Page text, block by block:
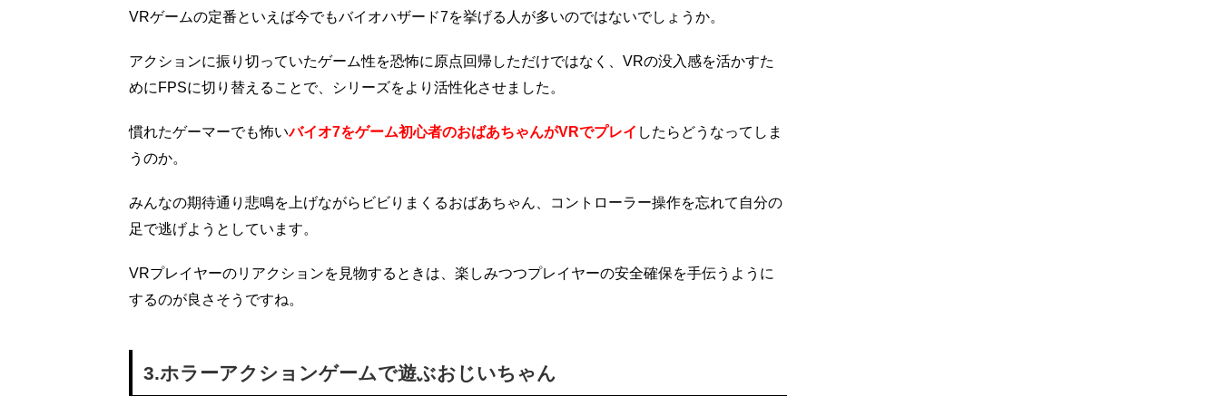
VRゲームの定番といえば今でもバイオハザード7を挙げる人が多いのではないでしょうか。
アクションに振り切っていたゲーム性を恐怖に原点回帰しただけではなく、VRの没入感を活かすた
めにFPSに切り替えることで、シリーズをより活性化させました。
慣れたゲーマーでも怖いバイオ7をゲーム初心者のおばあちゃんがVRでプレイ したらどうなってしま
うのか。
みんなの期待通り悲鳴を上げながらビビりまくるおばあちゃん、コントローラー操作を忘れて自分の
足で逃げようとしています。
VRプレイヤーのリアクションを見物するときは、楽しみつつプレイヤーの安全確保を手伝うように
するのが良さそうですね。
3.ホラーアクションゲームで遊ぶおじいちゃん